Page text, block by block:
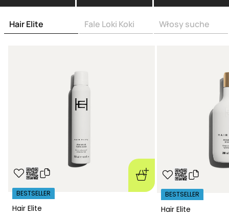
Hair Elite Fale Loki Koki Włosy suche
Hair Elite
BESTSELLER
Hair Elite
BESTSELLER